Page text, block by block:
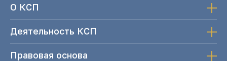
О КСП
Деятельность КСП
Правовая основа